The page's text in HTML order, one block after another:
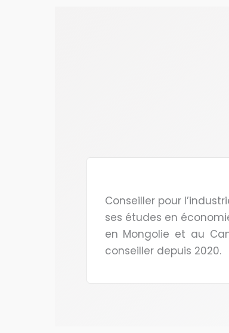
Conseiller pour
ses études en
en Mongolie et au
conseiller depuis 2020.